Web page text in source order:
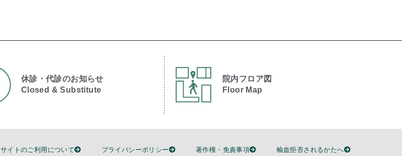
休診・代診のお知らせ
Closed & Substitute​
院内フロア図
Floor Map
サイトのご利用について プライバシーポリシー 著作権・免責事項 輸血拒否されるかたへ